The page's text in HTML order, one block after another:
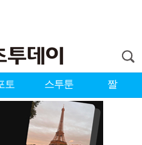
토 스투툰 짤